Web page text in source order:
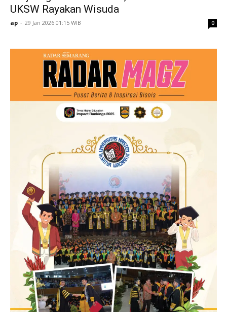
UKSW Rayakan Wisuda
ap - 29 Jan 2026 01:15 WIB 0